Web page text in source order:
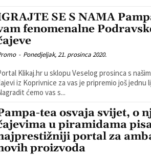
SE S NAMA
fenomenalne
- Ponedjeljak, 21. prosinca 2020.
Klikaj.hr u sklopu Veselog prosinca s
iz Koprivnice za vas je pripremio još jednu
ćemo vas s...
tea osvaja svijet, o
u piramidama
portal za
proizvoda